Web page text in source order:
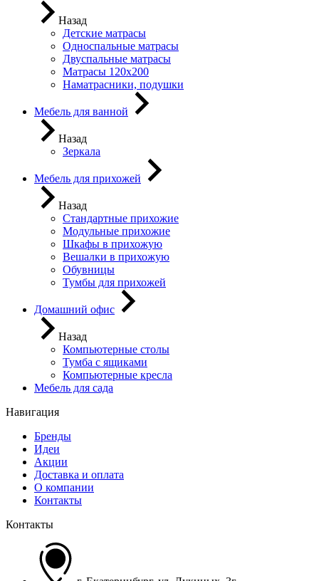
Назад
Детские матрасы
Односпальные матрасы
Двуспальные матрасы
Матрасы 120х200
Наматрасники, подушки
Мебель для ванной
Назад
Зеркала
Мебель для прихожей
Назад
Стандартные прихожие
Модульные прихожие
Шкафы в прихожую
Вешалки в прихожую
Обувницы
Тумбы для прихожей
Домашний офис
Назад
Компьютерные столы
Тумба с ящиками
Компьютерные кресла
Мебель для сада
Навигация
Бренды
Идеи
Акции
Доставка и оплата
О компании
Контакты
Контакты